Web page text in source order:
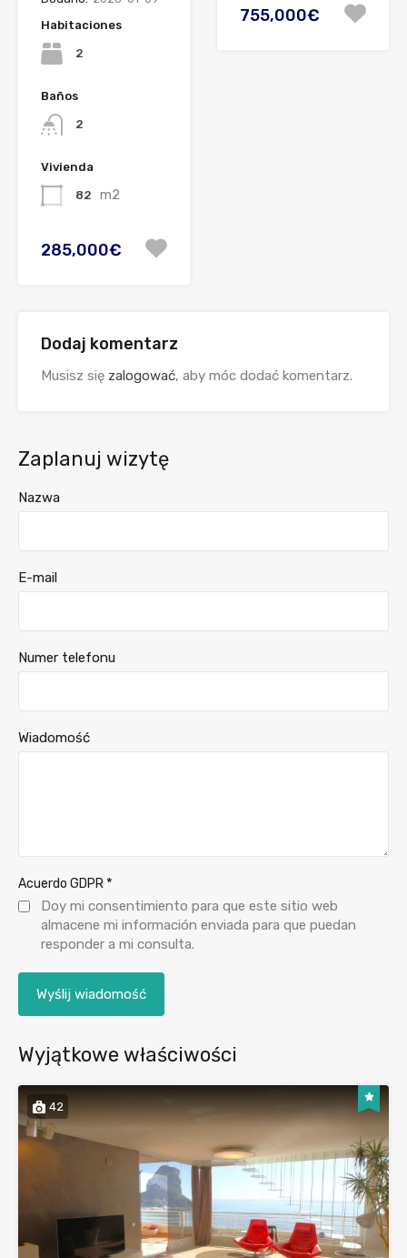
Habitaciones
2
Baños
2
Vivienda
82 m2
285,000€
755,000€
Dodaj komentarz
Musisz się zalogować, aby móc dodać komentarz.
Zaplanuj wizytę
Nazwa
E-mail
Numer telefonu
Wiadomość
Acuerdo GDPR *
Doy mi consentimiento para que este sitio web
almacene mi información enviada para que puedan
responder a mi consulta.
Wyjątkowe właściwości
42